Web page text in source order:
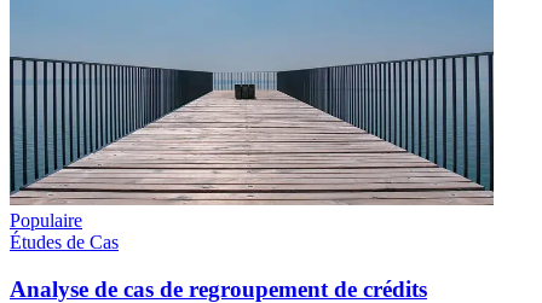
Populaire
Études de Cas
Analyse de cas de regroupement de crédits